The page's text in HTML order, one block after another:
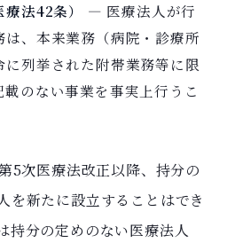
法42条）
― 医療法人が行
は、本来業務（病院・診療所
列挙された附帯業務等に限
のない事業を事実上行うこ
5次医療法改正以降、持分の
を新たに設立することはでき
持分の定めのない医療法人